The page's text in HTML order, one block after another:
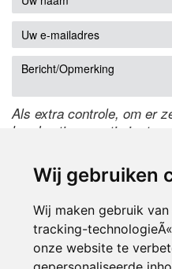
Wij gebruiken
Wij maken gebruik
tracking-
onze website te
Als extra controle, om er
handmatige reactie is, typ
de code te wijzigen.